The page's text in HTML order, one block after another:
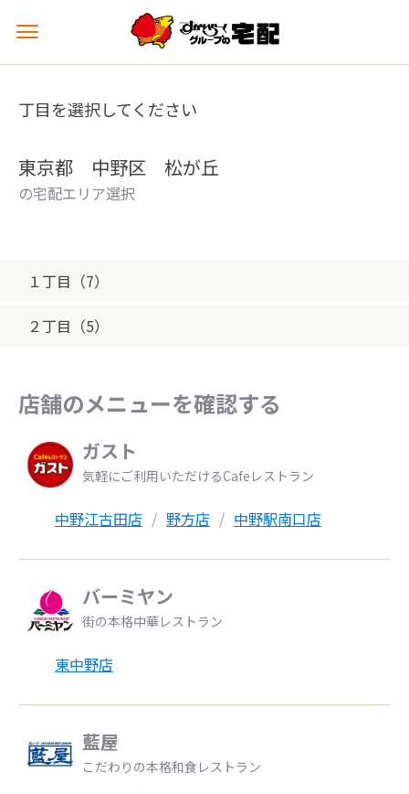
メ
ュ
を
丁目を選択してください
東京都 中野区 松が丘
の宅配エリア選択
１丁目（7）
２丁目（5）
店舗のメニューを確認する
ガスト
気軽にご利用いただけるCafeレストラン
中野江古田店 野方店 中野駅南口店
バーミヤン
街の本格中華レストラン
東中野店
藍屋
こだわりの本格和食レストラン